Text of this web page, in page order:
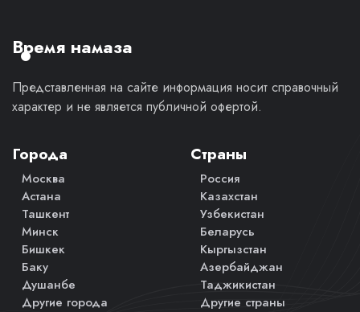
мнение.
Время намаза
Представленная на сайте информация носит справочный
характер и не является публичной офертой.
Города
Москва
Астана
Ташкент
Минск
Бишкек
Баку
Душанбе
Другие города
Страны
Россия
Казахстан
Узбекистан
Беларусь
Кыргызстан
Азербайджан
Таджикистан
Другие страны